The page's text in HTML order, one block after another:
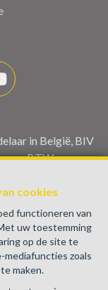
cookies
functioneren van
uw toestemming
op de site te
zoals
maken.
in België, BIV
: BTW
info@biv.be) -
code
1, 1000
geldt voor